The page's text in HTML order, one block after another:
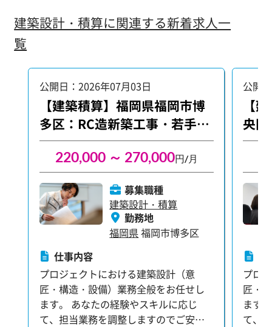
建築設計・積算に関連する新着求人一
覧
公開日：2026年07月03日
【建築積算】福岡県福岡市博
多区：RC造新築工事・若手活
躍
220,000 ～ 270,000円/月
募集職種
建築設計・積算
勤務地
福岡県福岡市博多区
仕事内容
プロジェクトにおける建築設計（意
匠・構造・設備）業務全般をお任せし
ます。 あなたの経験やスキルに応じ
て、担当業務を調整しますのでご安心
公開
【
央
プロ
匠・
ます
て、